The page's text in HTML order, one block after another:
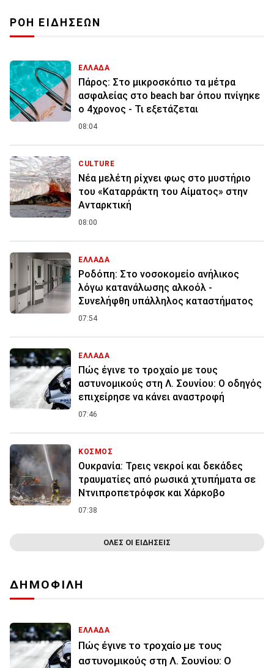
ΡΟΗ ΕΙΔΗΣΕΩΝ
ΕΛΛΑΔΑ
Πάρος: Στο μικροσκόπιο τα μέτρα
ασφαλείας στο beach bar όπου πνίγηκε
ο 4χρονος - Τι εξετάζεται
08:04
CULTURE
Νέα μελέτη ρίχνει φως στο μυστήριο
του «Καταρράκτη του Αίματος» στην
Ανταρκτική
08:00
ΕΛΛΑΔΑ
Ροδόπη: Στο νοσοκομείο ανήλικος
λόγω κατανάλωσης αλκοόλ -
Συνελήφθη υπάλληλος καταστήματος
07:54
ΕΛΛΑΔΑ
Πώς έγινε το τροχαίο με τους
αστυνομικούς στη Λ. Σουνίου: Ο οδηγός
επιχείρησε να κάνει αναστροφή
07:46
ΚΟΣΜΟΣ
Ουκρανία: Τρεις νεκροί και δεκάδες
τραυματίες από ρωσικά χτυπήματα σε
Ντνιπροπετρόφσκ και Χάρκοβο
07:38
ΟΛΕΣ ΟΙ ΕΙΔΗΣΕΙΣ
ΔΗΜΟΦΙΛΗ
ΕΛΛΑΔΑ
Πώς έγινε το τροχαίο με τους
αστυνομικούς στη Λ. Σουνίου: Ο